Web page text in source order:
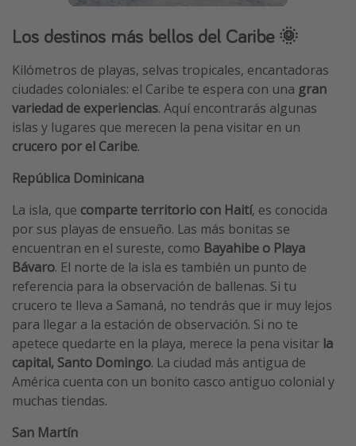
Los destinos más bellos del Caribe 🌞
Kilómetros de playas, selvas tropicales, encantadoras
ciudades coloniales: el Caribe te espera con una gran
variedad de experiencias. Aquí encontrarás algunas
islas y lugares que merecen la pena visitar en un
crucero por el Caribe.
República Dominicana
La isla, que comparte territorio con Haití, es conocida
por sus playas de ensueño. Las más bonitas se
encuentran en el sureste, como Bayahibe o Playa
Bávaro. El norte de la isla es también un punto de
referencia para la observación de ballenas. Si tu
crucero te lleva a Samaná, no tendrás que ir muy lejos
para llegar a la estación de observación. Si no te
apetece quedarte en la playa, merece la pena visitar la
capital, Santo Domingo. La ciudad más antigua de
América cuenta con un bonito casco antiguo colonial y
muchas tiendas.
San Martín